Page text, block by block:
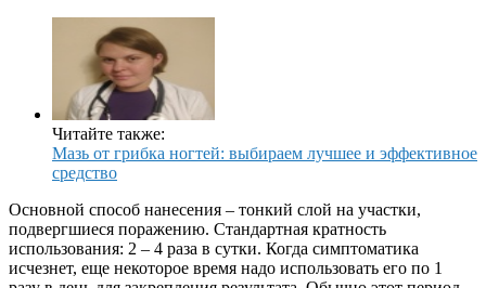
Читайте также:
Мазь от грибка ногтей: выбираем лучшее и эффективное
средство
Основной способ нанесения – тонкий слой на участки,
подвергшиеся поражению. Стандартная кратность
использования: 2 – 4 раза в сутки. Когда симптоматика
исчезнет, еще некоторое время надо использовать его по 1